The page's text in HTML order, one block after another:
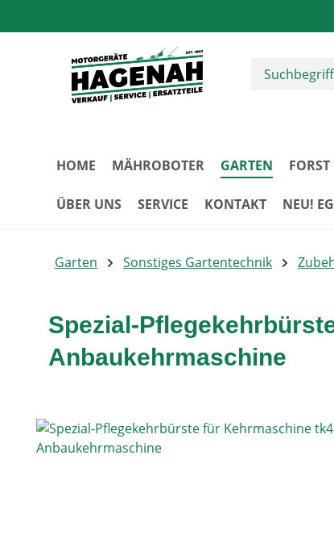
HOME MÄHROBOTER GARTEN FORST
ÜBER UNS SERVICE KONTAKT NEU!
Garten Sonstiges Gartentechnik
Spezial-
Anbaukehrmaschine
Bildergalerie überspringen